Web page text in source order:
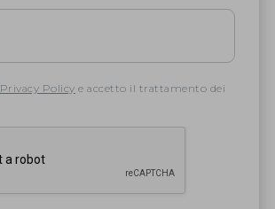
Privacy Policy e accetto il trattamento dei